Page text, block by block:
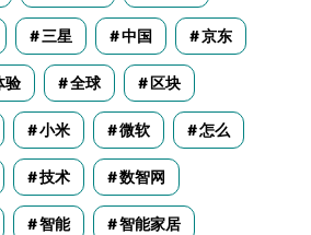
三星 中国 京东
验 全球 区块
小米 微软 怎么
技术 数智网
智能 智能家居